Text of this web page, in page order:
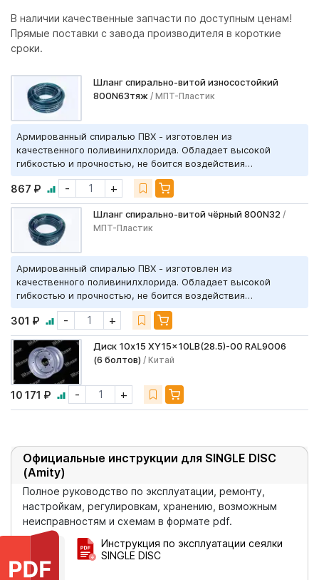
В наличии качественные запчасти по доступным ценам!
Прямые поставки с завода производителя в короткие
сроки.
Шланг спирально-витой износостойкий
800N63тяж / МПТ-Пластик
Армированный спиралью ПВХ - изготовлен из
качественного поливинилхлорида. Обладает высокой
гибкостью и прочностью, не боится воздействия
агрессивных сред и устойчив к истиранию. Содержит
добавку УФ-2.
867 ₽ - +
Шланг спирально-витой чёрный 800N32 /
МПТ-Пластик
Армированный спиралью ПВХ - изготовлен из
качественного поливинилхлорида. Обладает высокой
гибкостью и прочностью, не боится воздействия
агрессивных сред и устойчив к истиранию. Содержит
добавку УФ-2.
301 ₽ - +
Диск 10x15 XY15x10LB(28.5)-00 RAL9006
(6 болтов) / Китай
10 171 ₽ - +
Официальные инструкции для SINGLE DISC
(Amity)
Полное руководство по эксплуатации, ремонту,
настройкам, регулировкам, хранению, возможным
неисправностям и схемам в формате pdf.
Инструкция по эксплуатации сеялки
SINGLE DISC